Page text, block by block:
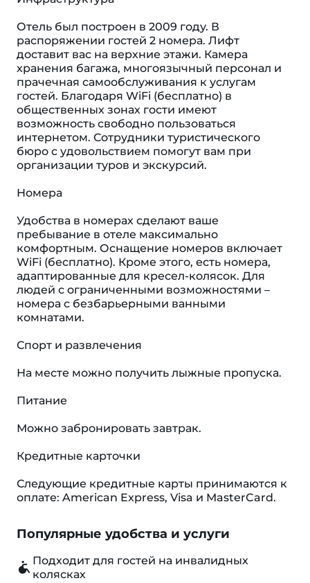
Отель был построен в 2009 году. В
распоряжении гостей 2 номера. Лифт
доставит вас на верхние этажи. Камера
хранения багажа, многоязычный персонал и
прачечная самообслуживания к услугам
гостей. Благодаря WiFi (бесплатно) в
общественных зонах гости имеют
возможность свободно пользоваться
интернетом. Сотрудники туристического
бюро с удовольствием помогут вам при
организации туров и экскурсий.
Номера
Удобства в номерах сделают ваше
пребывание в отеле максимально
комфортным. Оснащение номеров включает
WiFi (бесплатно). Кроме этого, есть номера,
адаптированные для кресел-колясок. Для
людей с ограниченными возможностями –
номера с безбарьерными ванными
комнатами.
Спорт и развлечения
На месте можно получить лыжные пропуска.
Питание
Можно забронировать завтрак.
Кредитные карточки
Следующие кредитные карты принимаются к
оплате: American Express, Visa и MasterCard.
Популярные удобства и услуги
Подходит для гостей на инвалидных
колясках